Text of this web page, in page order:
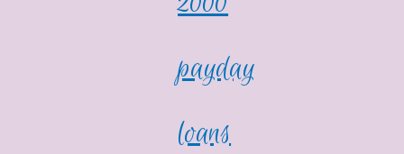
payday
loans